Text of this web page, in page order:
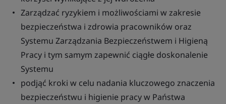
Zarządzać ryzykiem i możliwościami w zakresie
bezpieczeństwa i zdrowia pracowników oraz
Systemu Zarządzania Bezpieczeństwem i Higieną
Pracy i tym samym zapewnić ciągłe doskonalenie
Systemu
podjąć kroki w celu nadania kluczowego znaczenia
bezpieczeństwu i higienie pracy w Państwa